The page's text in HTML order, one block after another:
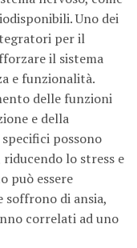
Uno dei
per il
il sistema
e funzionalità.
delle funzioni
e della
possono
lo stress e
può essere
di ansia,
correlati ad uno